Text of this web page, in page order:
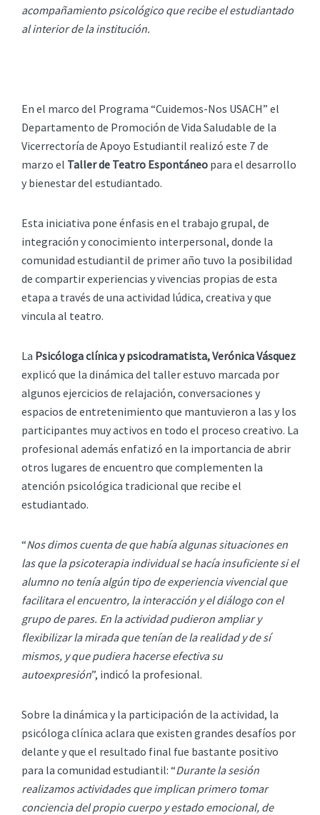
acompañamiento psicológico que recibe el estudiantado
al interior de la institución.
En el marco del Programa “Cuidemos-Nos USACH” el
Departamento de Promoción de Vida Saludable de la
Vicerrectoría de Apoyo Estudiantil realizó este 7 de
marzo el Taller de Teatro Espontáneo para el desarrollo
y bienestar del estudiantado.
Esta iniciativa pone énfasis en el trabajo grupal, de
integración y conocimiento interpersonal, donde la
comunidad estudiantil de primer año tuvo la posibilidad
de compartir experiencias y vivencias propias de esta
etapa a través de una actividad lúdica, creativa y que
vincula al teatro.
La Psicóloga clínica y psicodramatista, Verónica Vásquez
explicó que la dinámica del taller estuvo marcada por
algunos ejercicios de relajación, conversaciones y
espacios de entretenimiento que mantuvieron a las y los
participantes muy activos en todo el proceso creativo. La
profesional además enfatizó en la importancia de abrir
otros lugares de encuentro que complementen la
atención psicológica tradicional que recibe el
estudiantado.
“Nos dimos cuenta de que había algunas situaciones en
las que la psicoterapia individual se hacía insuficiente si el
alumno no tenía algún tipo de experiencia vivencial que
facilitara el encuentro, la interacción y el diálogo con el
grupo de pares. En la actividad pudieron ampliar y
flexibilizar la mirada que tenían de la realidad y de sí
mismos, y que pudiera hacerse efectiva su
autoexpresión”, indicó la profesional.
Sobre la dinámica y la participación de la actividad, la
psicóloga clínica aclara que existen grandes desafíos por
delante y que el resultado final fue bastante positivo
para la comunidad estudiantil: “Durante la sesión
realizamos actividades que implican primero tomar
conciencia del propio cuerpo y estado emocional, de